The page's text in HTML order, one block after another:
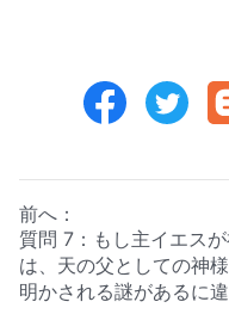
前へ：
質問 7：もし主イエス
は、天の父としての神
明かされる謎があるに